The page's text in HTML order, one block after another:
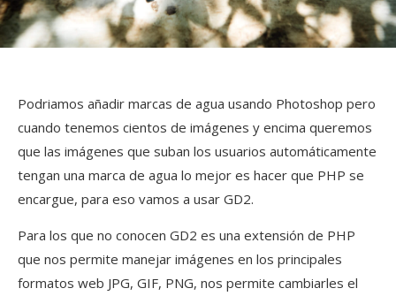
Podriamos añadir marcas de agua usando Photoshop pero
cuando tenemos cientos de imágenes y encima queremos
que las imágenes que suban los usuarios automáticamente
tengan una marca de agua lo mejor es hacer que PHP se
encargue, para eso vamos a usar GD2.
Para los que no conocen GD2 es una extensión de PHP
que nos permite manejar imágenes en los principales
formatos web JPG, GIF, PNG, nos permite cambiarles el